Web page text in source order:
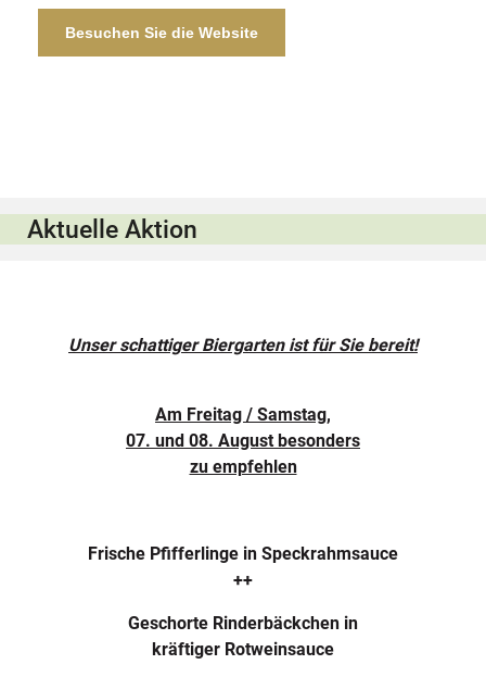
Besuchen Sie die Website
Aktuelle Aktion
Unser schattiger Biergarten ist für Sie bereit!
Am Freitag / Samstag,
07. und 08. August besonders
zu empfehlen
Frische Pfifferlinge in Speckrahmsauce
++
Geschorte Rinderbäckchen in
kräftiger Rotweinsauce